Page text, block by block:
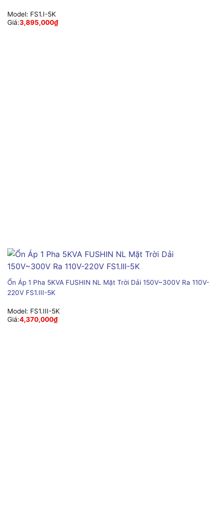
Model: FS1.I-5K
Giá:3,895,000₫
Ổn Áp 1 Pha 5KVA FUSHIN NL Mặt Trời Dải 150V~300V Ra 110V-
220V FS1.III-5K
Model: FS1.III-5K
Giá:4,370,000₫